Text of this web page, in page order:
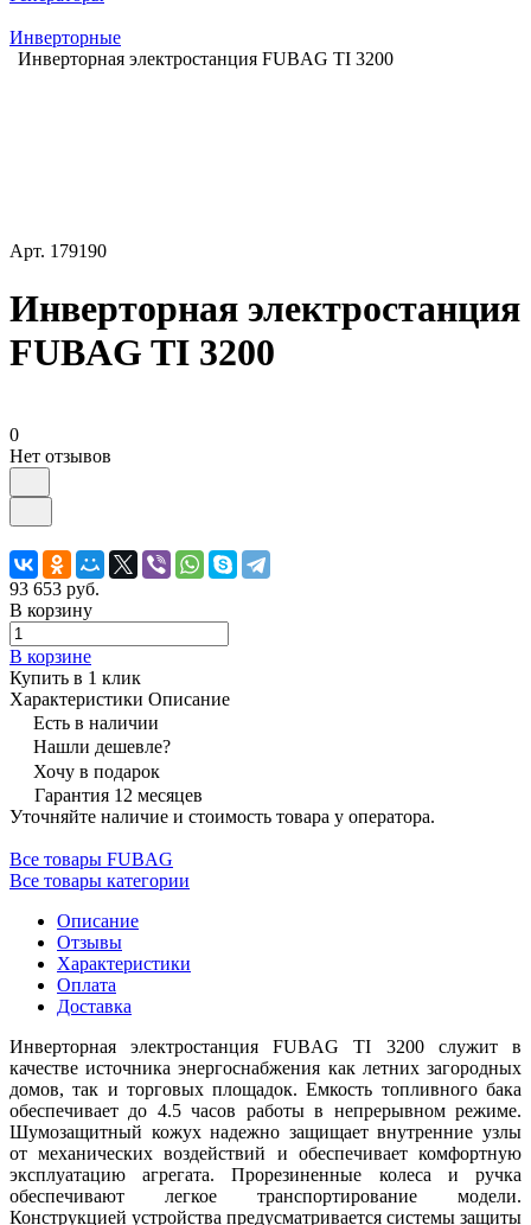
Инверторные
Инверторная электростанция FUBAG TI 3200
Арт. 179190
Инверторная электростанция
FUBAG TI 3200
0
Нет отзывов
93 653 руб.
В корзину
В корзине
Купить в 1 клик
Характеристики Описание
Есть в наличии
Нашли дешевле?
Хочу в подарок
Гарантия 12 месяцев
Уточняйте наличие и стоимость товара у оператора.
Все товары FUBAG
Все товары категории
Описание
Отзывы
Характеристики
Оплата
Доставка
Инверторная электростанция FUBAG TI 3200 служит в
качестве источника энергоснабжения как летних загородных
домов, так и торговых площадок. Емкость топливного бака
обеспечивает до 4.5 часов работы в непрерывном режиме.
Шумозащитный кожух надежно защищает внутренние узлы
от механических воздействий и обеспечивает комфортную
эксплуатацию агрегата. Прорезиненные колеса и ручка
обеспечивают легкое транспортирование модели.
Конструкцией устройства предусматривается системы защиты